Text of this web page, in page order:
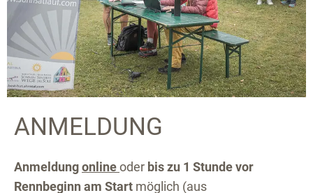
ANMELDUNG
Anmeldungonlineoder bis zu 1 Stunde vor
Rennbeginn am Start möglich (aus